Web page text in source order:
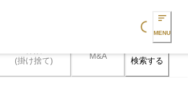
Loading...
MENU
(掛け捨て)
M&A 検索する